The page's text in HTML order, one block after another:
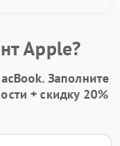
Apple?
Заполните
+скидку 20%